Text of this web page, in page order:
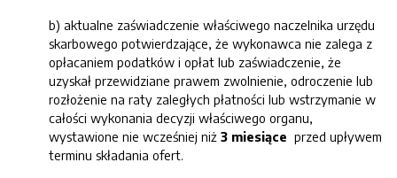
b) aktualne zaświadczenie właściwego naczelnika urzędu
skarbowego potwierdzające, że wykonawca nie zalega z
opłacaniem podatków i opłat lub zaświadczenie, że
uzyskał przewidziane prawem zwolnienie, odroczenie lub
rozłożenie na raty zaległych płatności lub wstrzymanie w
całości wykonania decyzji właściwego organu,
wystawione nie wcześniej niż 3 miesiące przed upływem
terminu składania ofert.